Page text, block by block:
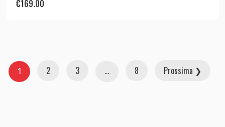
€169.00
1 2 3 … 8 Prossima ❯